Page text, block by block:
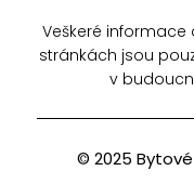
Veškeré
stránkách jsou
v
© 2025